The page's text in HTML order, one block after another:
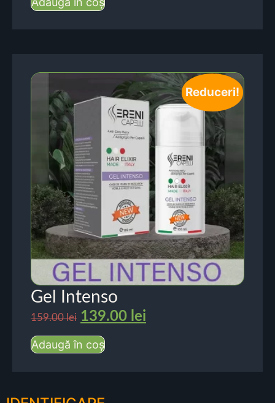
Reduceri!
Gel Intenso
159.00lei 139.00 lei
Adaugă în coș